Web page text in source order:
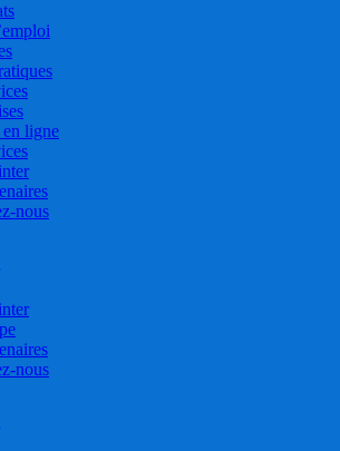
ligne
nous
nous